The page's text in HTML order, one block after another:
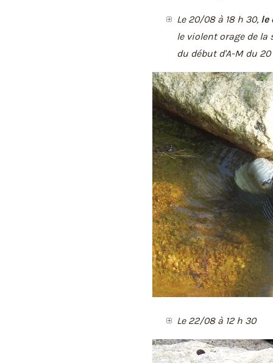
Le 20/08 à 18 h 30, le
le violent orage de la
du début d'A-M du 20
Le 22/08 à 12 h 30